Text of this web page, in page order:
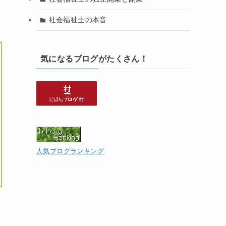
社会福祉士の本音
気になるブログがたくさん！
人気ブログランキング